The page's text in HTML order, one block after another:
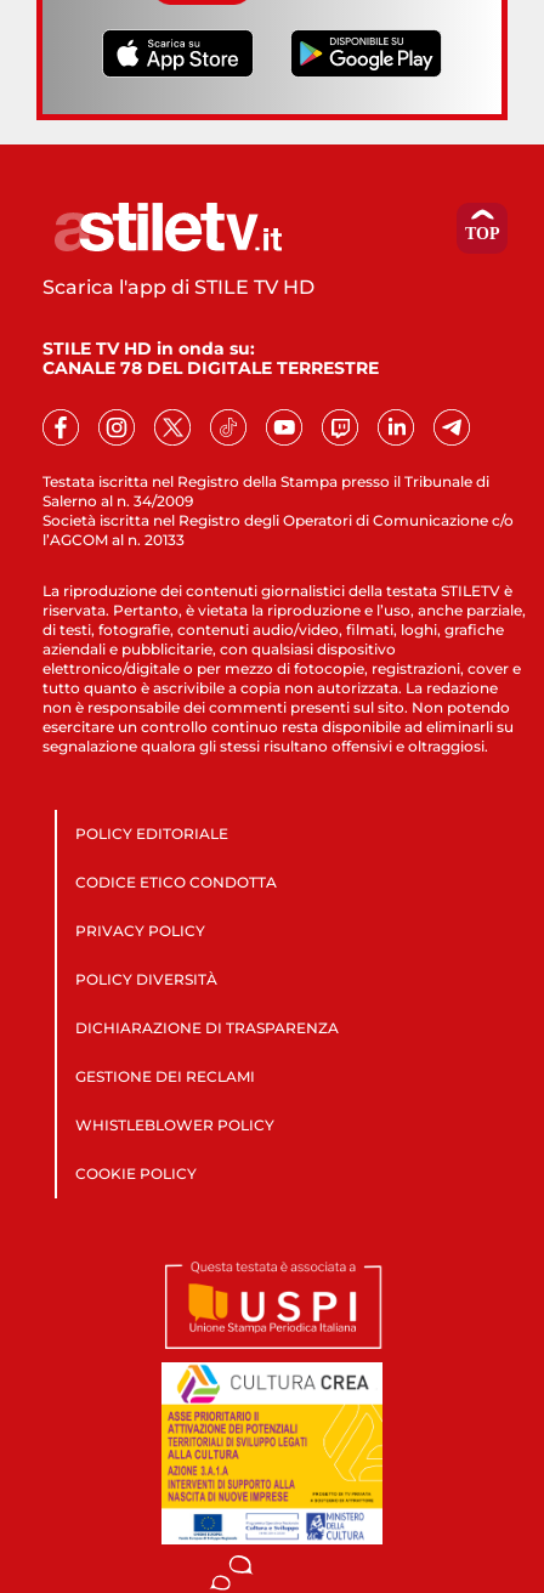
Testata iscritta nel Registro della Stampa presso il Tribunale di
Salerno al n. 34/2009
Società iscritta nel Registro degli Operatori di Comunicazione c/o
l’AGCOM al n. 20133
Scarica l'app di STILE TV HD
STILE TV HD in onda su:
CANALE 78 DEL DIGITALE TERRESTRE
La riproduzione dei contenuti giornalistici della testata STILETV è
riservata. Pertanto, è vietata la riproduzione e l’uso, anche parziale,
di testi, fotografie, contenuti audio/video, filmati, loghi, grafiche
aziendali e pubblicitarie, con qualsiasi dispositivo
elettronico/digitale o per mezzo di fotocopie, registrazioni, cover e
tutto quanto è ascrivibile a copia non autorizzata. La redazione
non è responsabile dei commenti presenti sul sito. Non potendo
esercitare un controllo continuo resta disponibile ad eliminarli su
segnalazione qualora gli stessi risultano offensivi e oltraggiosi.
POLICY EDITORIALE
CODICE ETICO CONDOTTA
PRIVACY POLICY
POLICY DIVERSITÀ
DICHIARAZIONE DI TRASPARENZA
GESTIONE DEI RECLAMI
WHISTLEBLOWER POLICY
COOKIE POLICY